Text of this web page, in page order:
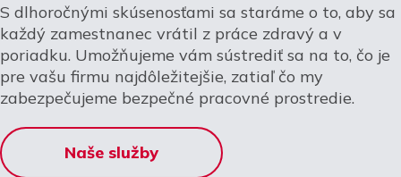
S dlhoročnými skúsenosťami sa staráme o to, aby sa
každý zamestnanec vrátil z práce zdravý a v
poriadku. Umožňujeme vám sústrediť sa na to, čo je
pre vašu firmu najdôležitejšie, zatiaľ čo my
zabezpečujeme bezpečné pracovné prostredie.
Naše služby